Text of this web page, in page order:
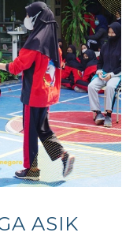
ASIK